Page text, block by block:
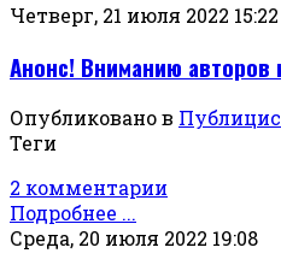
Четверг, 21 июля 2022 15:22
Анонс! Вниманию авторов
Опубликовано в
Теги
2 комментарии
Подробнее ...
Среда, 20 июля 2022 19:08